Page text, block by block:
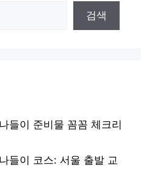
검색
들이 준비물 꼼꼼 체크리
들이 코스: 서울 출발 교